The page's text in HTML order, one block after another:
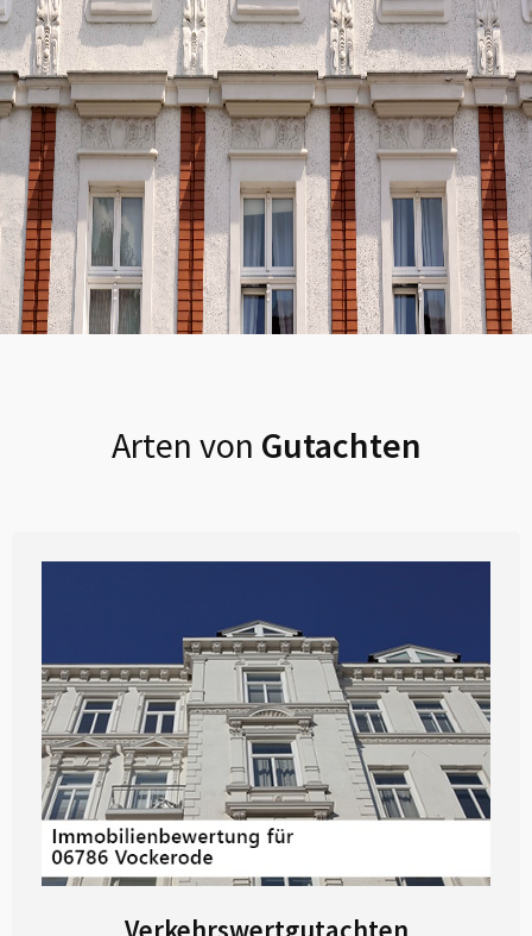
Arten von Gutachten